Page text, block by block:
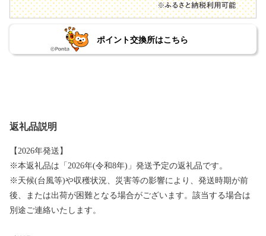
ポイント交換所はこちら
返礼品説明
【2026年発送】
※本返礼品は「2026年(令和8年)」発送予定の返礼品です。
※天候(台風等)や収穫状況、災害等の影響により、発送時期が前
後、または出荷が困難となる場合がございます。該当する場合は
別途ご連絡いたします。